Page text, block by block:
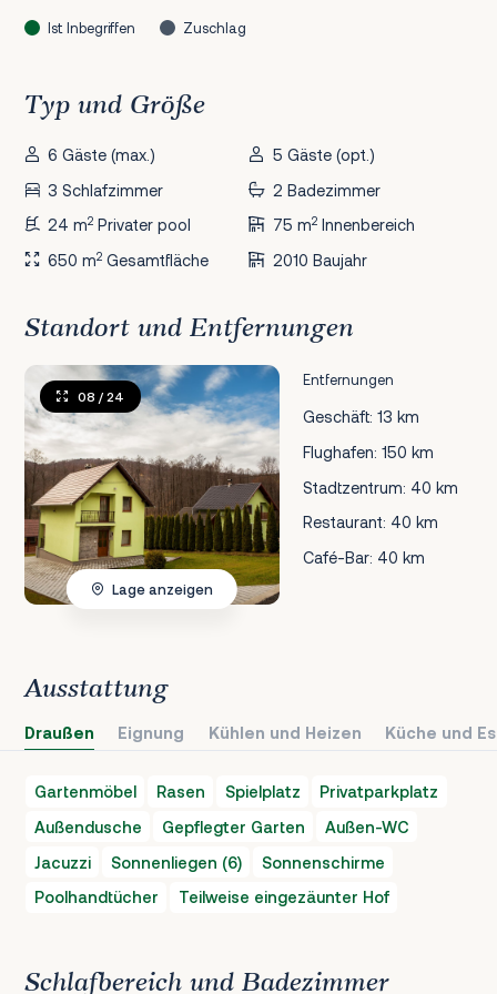
Ist Inbegriffen Zuschlag
Typ und Größe
6 Gäste (max.)
5 Gäste (opt.)
3 Schlafzimmer
2 Badezimmer
24 m2 Privater pool 75 m2Innenbereich
650 m2 Gesamtfläche 2010 Baujahr
Standort und Entfernungen
Entfernungen
Geschäft: 13 km
Flughafen: 150 km
Stadtzentrum: 40 km
Restaurant: 40 km
Café-Bar: 40 km
08 / 24
Lage anzeigen
Ausstattung
Draußen Eignung Kühlen und Heizen Küche und
Gartenmöbel Rasen Spielplatz
Privatparkplatz
Außendusche
Gepflegter Garten
Außen-WC
Jacuzzi
Sonnenliegen (6)
Sonnenschirme
Poolhandtücher
Teilweise eingezäunter Hof
Schlafbereich und Badezimmer